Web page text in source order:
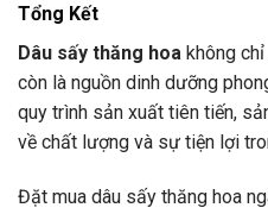
Tổng Kết
Dâu sấy thăng hoa không
còn là nguồn dinh dưỡng
quy trình sản xuất tiên tiến,
về chất lượng và sự tiện lợi
Đặt mua dâu sấy thăng hoa